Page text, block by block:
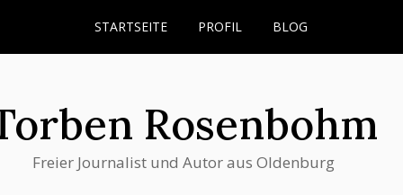
STARTSEITE PROFIL BLOG
Rosenbohm
Freier Journalist und Autor aus Oldenburg